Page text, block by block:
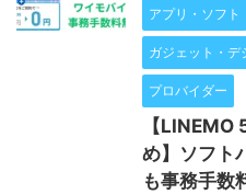
アプリ・ソフト
ガジェット・デ
プロバイダー
【LINEMO
め】ソフト
も事務手数